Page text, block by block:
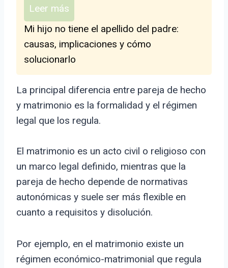
Leer más
Mi hijo no tiene el apellido del padre:
causas, implicaciones y cómo
solucionarlo
La principal diferencia entre pareja de hecho
y matrimonio es la formalidad y el régimen
legal que los regula.
El matrimonio es un acto civil o religioso con
un marco legal definido, mientras que la
pareja de hecho depende de normativas
autonómicas y suele ser más flexible en
cuanto a requisitos y disolución.
Por ejemplo, en el matrimonio existe un
régimen económico-matrimonial que regula